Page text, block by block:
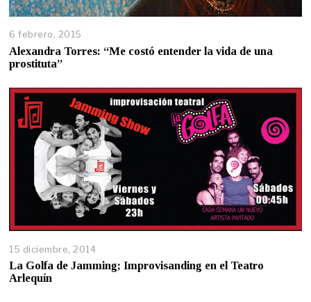
6 febrero, 2015
Alexandra Torres: “Me costó entender la vida de una
prostituta”
15 diciembre, 2014
La Golfa de Jamming; Improvisanding en el Teatro
Arlequín